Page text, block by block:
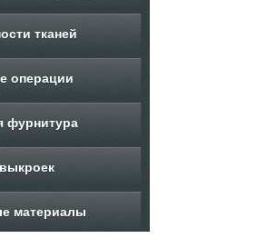
тканей
операции
фурнитура
материалы